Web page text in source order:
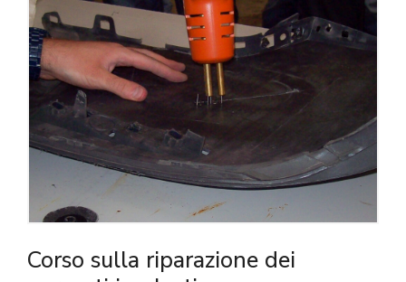
Corso sulla riparazione dei